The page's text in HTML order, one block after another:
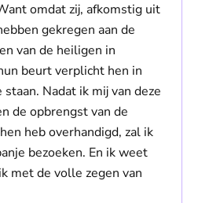
omdat zij, afkomstig uit
gekregen aan de
van de heiligen in
beurt verplicht hen in
Nadat ik mij van deze
de opbrengst van de
heb overhandigd, zal ik
bezoeken. En ik weet
met de volle zegen van